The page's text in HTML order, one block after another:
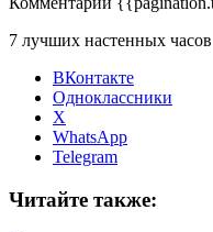
7 лучших настенных часов
ВКонтакте
Одноклассники
X
WhatsApp
Telegram
Читайте также: